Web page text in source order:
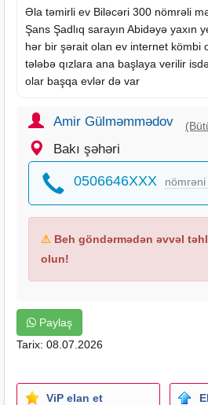
Əla təmirli ev Biləcəri 300 nömrəli
Şans Şadlıq sarayın Abidəyə yaxın
hər bir şərait olan ev internet kömbi
tələbə qızlara ana başlaya verilir
olar başqa evlər də var
Amir Gülməmmədov
Bakı şəhəri
0506646XXX
⚠ Beh göndərmədən əvvəl
olun!
Paylaş
Tarix: 08.07.2026
ViP elan et